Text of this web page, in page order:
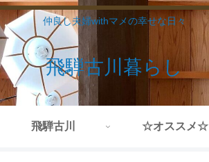
仲良し夫婦withマメの幸せな日々
飛騨古川暮らし
飛騨古川 ☆オススメ☆